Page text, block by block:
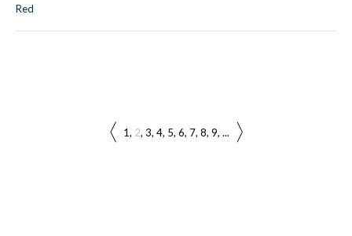
Red
1 2 3 4 5 6 7 8 9 ...